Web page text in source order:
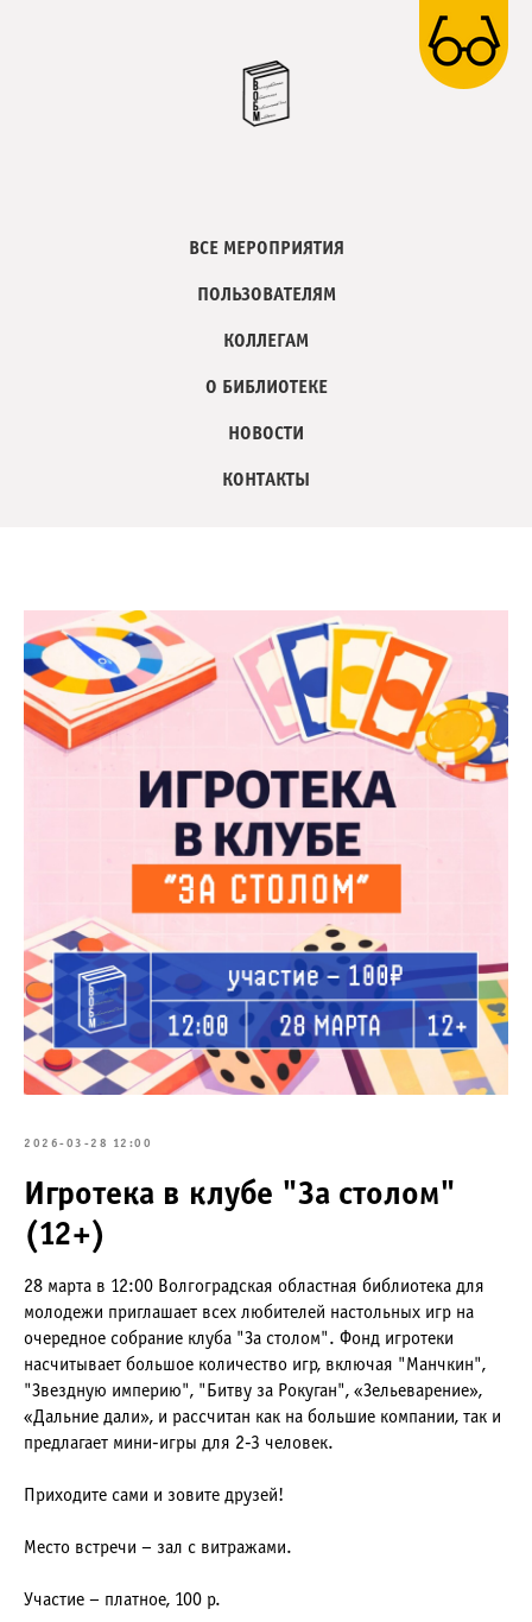
ВСЕ МЕРОПРИЯТИЯ
ПОЛЬЗОВАТЕЛЯМ
КОЛЛЕГАМ
О БИБЛИОТЕКЕ
НОВОСТИ
КОНТАКТЫ
2026-03-28 12:00
Игротека в клубе "За столом"
(12+)
28 марта в 12:00 Волгоградская областная библиотека для
молодежи приглашает всех любителей настольных игр на
очередное собрание клуба "За столом". Фонд игротеки
насчитывает большое количество игр, включая "Манчкин",
"Звездную империю", "Битву за Рокуган", «Зельеварение»,
«Дальние дали», и рассчитан как на большие компании, так и
предлагает мини-игры для 2-3 человек.
Приходите сами и зовите друзей!
Место встречи – зал с витражами.
Участие – платное, 100 р.